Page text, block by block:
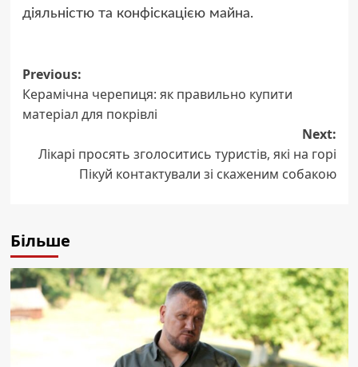
діяльністю та конфіскацією майна.
Post
navigation
Previous:
Керамічна черепиця: як правильно купити
матеріал для покрівлі
Next:
Лікарі просять зголоситись туристів, які на горі
Пікуй контактували зі скаженим собакою
Більше